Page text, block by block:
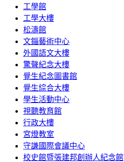
工學館
工學大樓
松濤館
文錙藝術中心
外國語文大樓
驚聲紀念大樓
覺生紀念圖書館
覺生綜合大樓
學生活動中心
視聽教育館
行政大樓
宮燈教室
守謙國際會議中心
校史館暨張建邦創辦人紀念館